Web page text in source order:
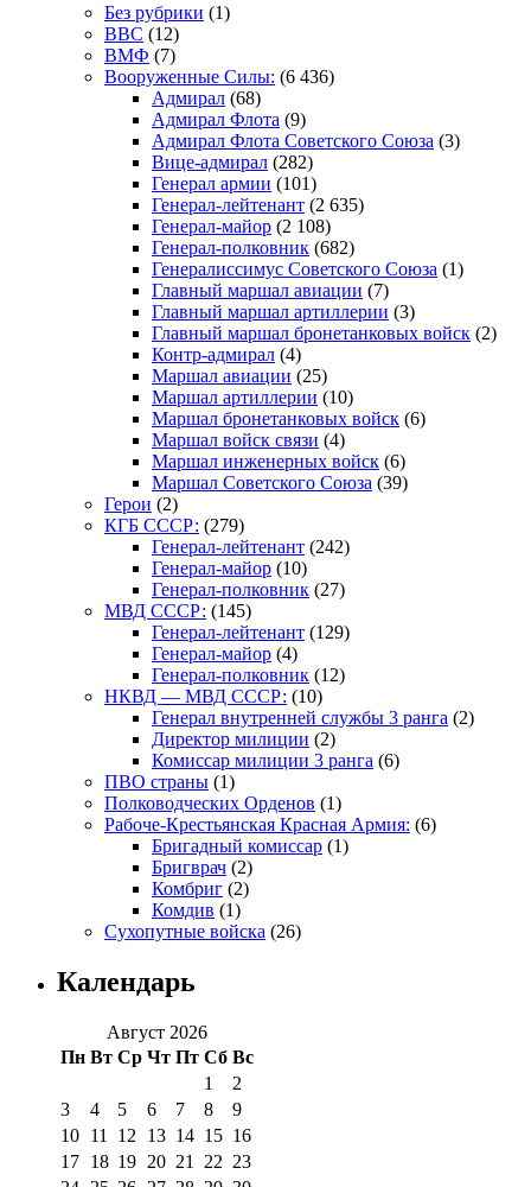
Без рубрики (1)
ВВС (12)
ВМФ (7)
Вооруженные Силы: (6 436)
Адмирал (68)
Адмирал Флота (9)
Адмирал Флота Советского Союза (3)
Вице-адмирал (282)
Генерал армии (101)
Генерал-лейтенант (2 635)
Генерал-майор (2 108)
Генерал-полковник (682)
Генералиссимус Советского Союза (1)
Главный маршал авиации (7)
Главный маршал артиллерии (3)
Главный маршал бронетанковых войск (2)
Контр-адмирал (4)
Маршал авиации (25)
Маршал артиллерии (10)
Маршал бронетанковых войск (6)
Маршал войск связи (4)
Маршал инженерных войск (6)
Маршал Советского Союза (39)
Герои (2)
КГБ СССР: (279)
Генерал-лейтенант (242)
Генерал-майор (10)
Генерал-полковник (27)
МВД СССР: (145)
Генерал-лейтенант (129)
Генерал-майор (4)
Генерал-полковник (12)
НКВД — МВД СССР: (10)
Генерал внутренней службы 3 ранга (2)
Директор милиции (2)
Комиссар милиции 3 ранга (6)
ПВО страны (1)
Полководческих Орденов (1)
Рабоче-Крестьянская Красная Армия: (6)
Бригадный комиссар (1)
Бригврач (2)
Комбриг (2)
Комдив (1)
Сухопутные войска (26)
Календарь
Август 2026
Пн Вт Ср Чт Пт Сб Вс
1
2
3
4 5 6 7 8
9
10 11 12 13 14 15 16
17 18 19 20 21 22 23